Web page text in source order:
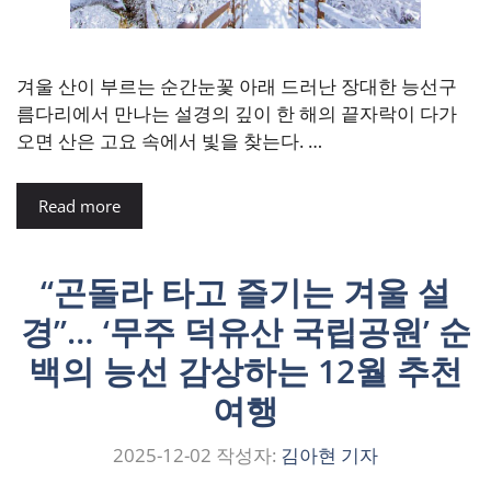
겨울 산이 부르는 순간눈꽃 아래 드러난 장대한 능선구
름다리에서 만나는 설경의 깊이 한 해의 끝자락이 다가
오면 산은 고요 속에서 빛을 찾는다. …
Read more
“곤돌라 타고 즐기는 겨울 설
경”… ‘무주 덕유산 국립공원’ 순
백의 능선 감상하는 12월 추천
여행
2025-12-02 작성자: 김아현 기자